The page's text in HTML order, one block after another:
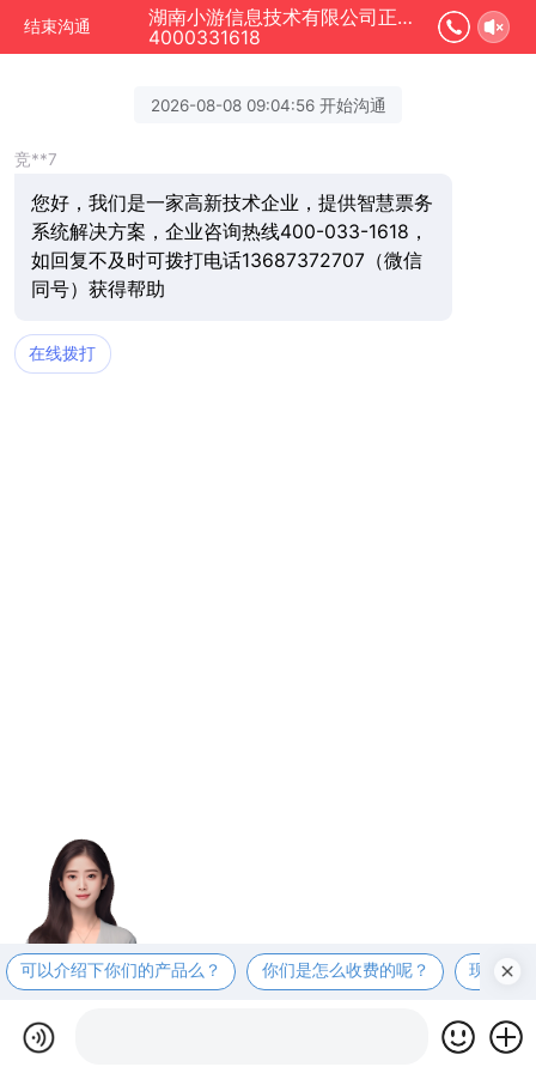
结束沟通
湖南小游信息技术有限公司正在为您服务
4000331618
2026-08-08 09:04:56 开始沟通
竞**7
您好，我们是一家高新技术企业，提供智慧票务
系统解决方案，企业咨询热线400-033-1618，
如回复不及时可拨打电话13687372707（微信
同号）获得帮助
在线拨打
可以介绍下你们的产品么？ 你们是怎么收费的呢？ 现在有